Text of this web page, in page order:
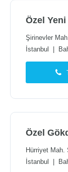
Şirinevler
İstanbul
Hürriyet
İstanbul